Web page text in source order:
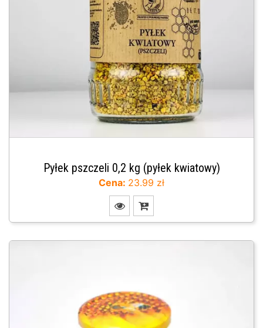
Pyłek pszczeli 0,2 kg (pyłek kwiatowy)
Cena: 23.99 zł